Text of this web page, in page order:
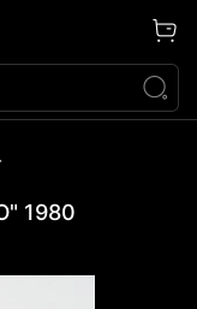
1980